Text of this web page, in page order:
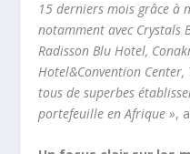
15 derniers mois grâce à
notamment avec Crystals
Radisson Blu Hotel,
Hotel&Convention Center,
tous de superbes
portefeuille en Afrique »,